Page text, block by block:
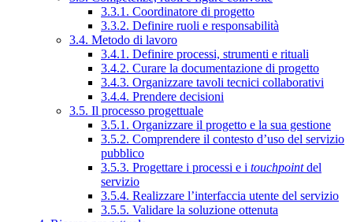
3.3.1. Coordinatore di progetto
3.3.2. Definire ruoli e responsabilità
3.4. Metodo di lavoro
3.4.1. Definire processi, strumenti e rituali
3.4.2. Curare la documentazione di progetto
3.4.3. Organizzare tavoli tecnici collaborativi
3.4.4. Prendere decisioni
3.5. Il processo progettuale
3.5.1. Organizzare il progetto e la sua gestione
3.5.2. Comprendere il contesto d’uso del servizio
pubblico
3.5.3. Progettare i processi e i touchpointdel
servizio
3.5.4. Realizzare l’interfaccia utente del servizio
3.5.5. Validare la soluzione ottenuta